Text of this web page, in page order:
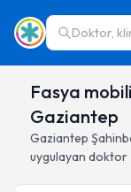
Doktor,
Fasya
Gaziantep
Gaziantep
uygulayan doktor